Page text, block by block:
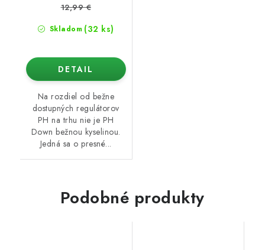
Skladom (32 ks)
12,99 €
DETAIL
Na rozdiel od bežne
dostupných regulátorov
PH na trhu nie je PH
Down bežnou kyselinou.
Jedná sa o presné...
Podobné produkty